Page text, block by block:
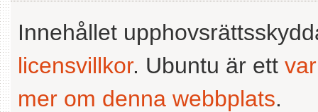
Innehållet
licensvillkor. Ubuntu är ett
mer om denna webbplats.